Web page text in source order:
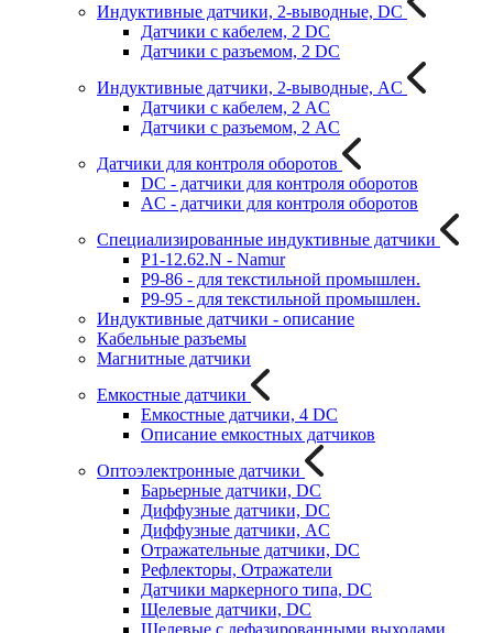
Индуктивные датчики, 2-выводные, DC
Датчики с кабелем, 2 DC
Датчики с разъемом, 2 DC
Индуктивные датчики, 2-выводные, AC
Датчики с кабелем, 2 AC
Датчики с разъемом, 2 AC
Датчики для контроля оборотов
DC - датчики для контроля оборотов
AC - датчики для контроля оборотов
Специализированные индуктивные датчики
P1-12.62.N - Namur
P9-86 - для текстильной промышлен.
P9-95 - для текстильной промышлен.
Индуктивные датчики - описание
Кабельные разъемы
Магнитные датчики
Емкостные датчики
Емкостные датчики, 4 DC
Описание емкостных датчиков
Оптоэлектронные датчики
Барьерные датчики, DC
Диффузные датчики, DC
Диффузные датчики, AC
Отражательные датчики, DC
Рефлекторы, Отражатели
Датчики маркерного типа, DC
Щелевые датчики, DC
Щелевые с дефазированными выходами